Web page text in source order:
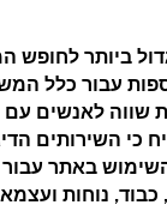
ביותר לחופש
עבור כלל
לאנשים
השירותים
באתר
כבוד, נוחות